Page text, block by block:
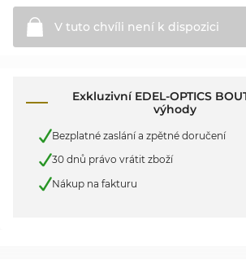
V tuto chvíli není k dispozici
Exkluzivní EDEL-OPTICS
výhody
Bezplatné zaslání a zpětné doručení
30 dnů právo vrátit zboží
Nákup na fakturu